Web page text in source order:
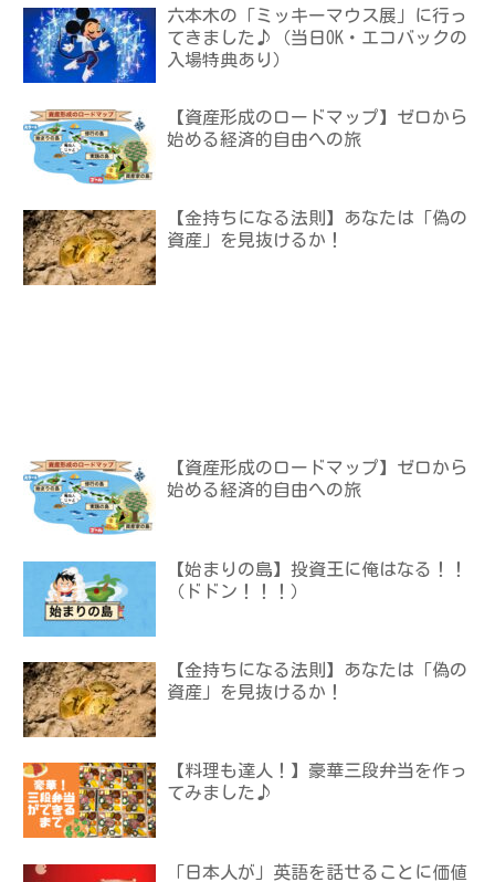
六本木の「ミッキーマウス展」に行っ
てきました♪（当日OK・エコバックの
入場特典あり）
【資産形成のロードマップ】ゼロから
始める経済的自由への旅
【金持ちになる法則】あなたは「偽の
資産」を見抜けるか！
【資産形成のロードマップ】ゼロから
始める経済的自由への旅
【始まりの島】投資王に俺はなる！！
（ドドン！！！）
【金持ちになる法則】あなたは「偽の
資産」を見抜けるか！
【料理も達人！】豪華三段弁当を作っ
てみました♪
「日本人が」英語を話せることに価値